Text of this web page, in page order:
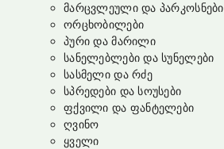
მარცვლეული და პარკოსნები
ორცხობილები
პური და მარილი
სანელებლები და სუნელები
სასმელი და რძე
სპრედები და სოუსები
ფქვილი და ფანტელები
ღვინო
ყველი